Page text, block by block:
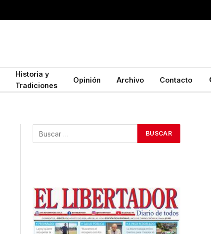
Historia y
Tradiciones
Opinión Archivo Contacto